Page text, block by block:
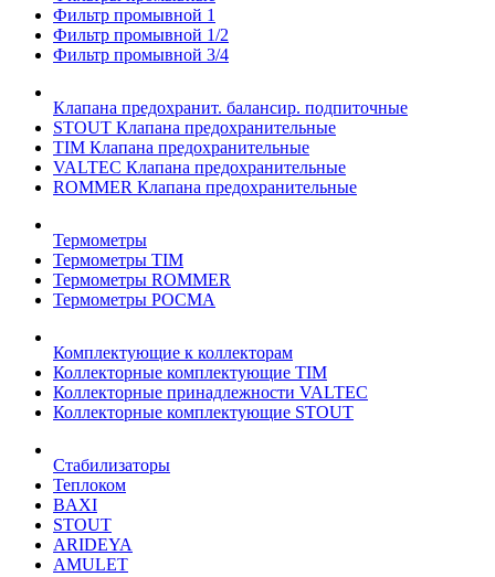
Фильтр промывной 1
Фильтр промывной 1/2
Фильтр промывной 3/4
Клапана предохранит. балансир. подпиточные
STOUT Клапана предохранительные
TIM Клапана предохранительные
VALTEC Клапана предохранительные
ROMMER Клапана предохранительные
Термометры
Термометры TIM
Термометры ROMMER
Термометры РОСМА
Комплектующие к коллекторам
Коллекторные комплектующие TIM
Коллекторные принадлежности VALTEC
Коллекторные комплектующие STOUT
Стабилизаторы
Теплоком
BAXI
STOUT
ARIDEYA
AMULET